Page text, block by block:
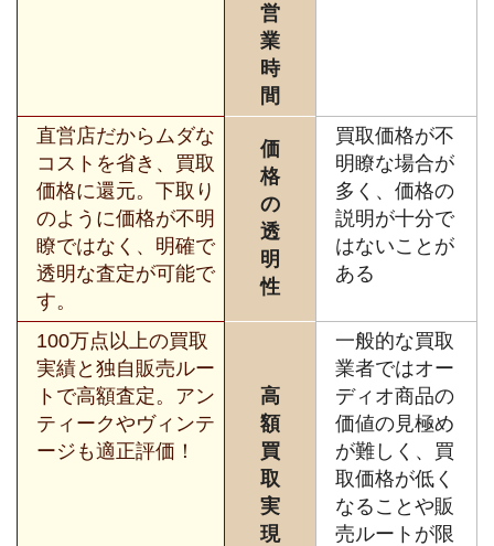
営
業
時
間
直営店だからムダな
コストを省き、買取
価格に還元。下取り
のように価格が不明
瞭ではなく、明確で
透明な査定が可能で
す。
価
格
の
透
明
性
買取価格が不
明瞭な場合が
多く、価格の
説明が十分で
はないことが
ある
100万点以上の買取
実績と独自販売ルー
トで高額査定。アン
ティークやヴィンテ
ージも適正評価！
高
額
買
取
実
現
一般的な買取
業者ではオー
ディオ商品の
価値の見極め
が難しく、買
取価格が低く
なることや販
売ルートが限